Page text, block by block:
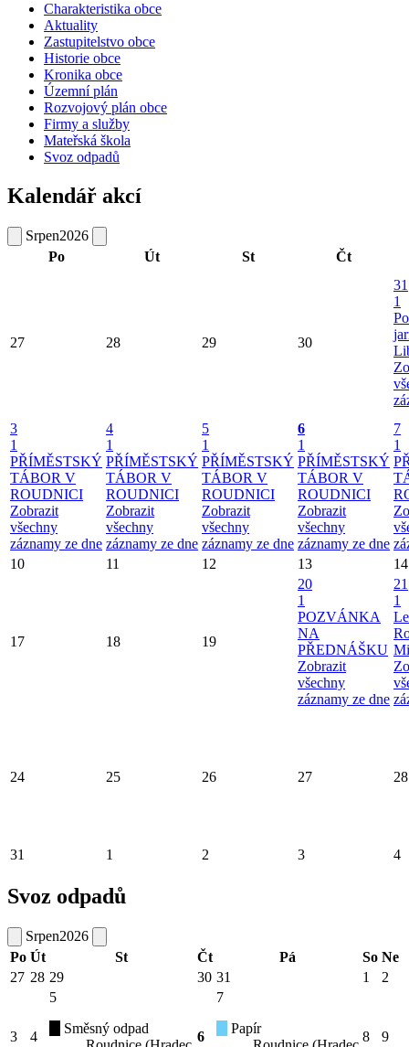
Charakteristika obce
Aktuality
Zastupitelstvo obce
Historie obce
Kronika obce
Územní plán
Rozvojový plán obce
Firmy a služby
Mateřská škola
Svoz odpadů
Kalendář akcí
Srpen2026
Po
Út St Čt
27 28 29 30
31
1
3
1
PŘÍMĚSTSKÝ
TÁBOR V
ROUDNICI
Zobrazit
všechny
záznamy ze dne
4
1
PŘÍMĚSTSKÝ
TÁBOR V
ROUDNICI
Zobrazit
všechny
záznamy ze dne
5
1
PŘÍMĚSTSKÝ
TÁBOR V
ROUDNICI
Zobrazit
všechny
záznamy ze dne
6
1
PŘÍMĚSTSKÝ
TÁBOR V
ROUDNICI
Zobrazit
všechny
záznamy ze dne
7
1
10
11 12 13 14
17 18 19
20
1
POZVÁNKA
NA
PŘEDNÁŠKU
Zobrazit
všechny
záznamy ze dne
21
1
24 25 26 27 28
31 1 2 3 4
Svoz odpadů
Srpen2026
Po Út St Čt Pá So Ne
27 28 29 30 31 1 2
3 4
5
Směsný odpad
6
7
Papír
8 9